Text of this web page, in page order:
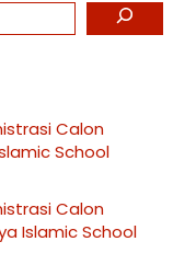
Calon
School
Calon
Islamic School